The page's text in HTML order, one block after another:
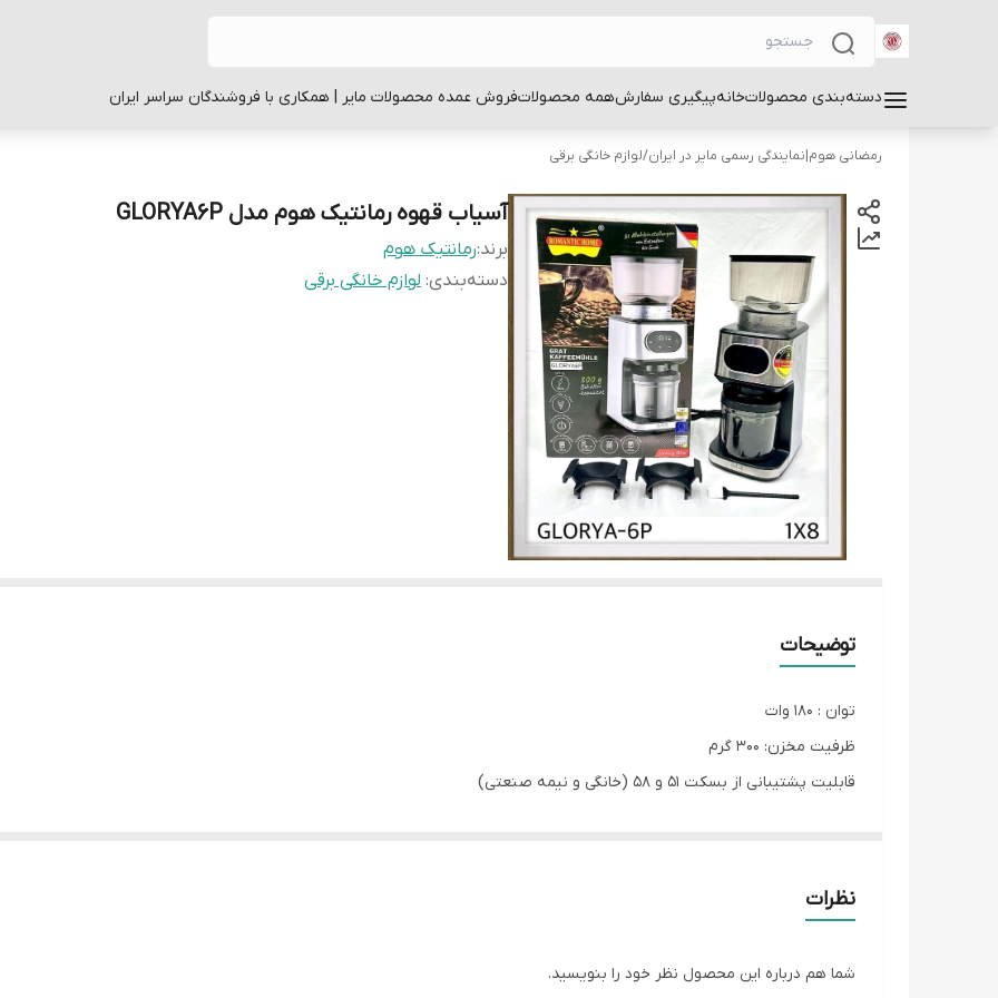
دسته‌بندی محصولاتخانهپیگیری سفارشهمه محصولاتفروش عمده محصولات مایر | همکاری با فروشندگان سراسر ایران
رمضانی هوم|نمایندگی رسمی مایر در ایران/لوازم خانگی برقی
آسیاب قهوه رمانتیک هوم مدل GLORYA6P
برند:رمانتیک هوم
دسته‌بندی: لوازم خانگی برقی
توضیحات
توان : ۱۸۰ وات
ظرفیت مخزن: ۳۰۰ گرم
قابلیت پشتیبانی از بسکت ۵۱ و ۵۸ (خانگی و نیمه صنعتی)
پنل لمسی و دیجیتال
قابلیت خاموش شدن اتوماتیک
نظرات
شما هم درباره این محصول نظر خود را بنویسید.